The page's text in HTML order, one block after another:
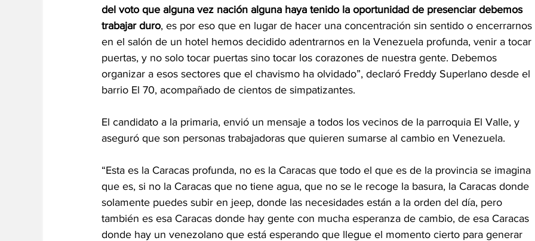
del voto que alguna vez nación alguna haya tenido la oportunidad de presenciar debemos
trabajar duro, es por eso que en lugar de hacer una concentración sin sentido o encerrarnos
en el salón de un hotel hemos decidido adentrarnos en la Venezuela profunda, venir a tocar
puertas, y no solo tocar puertas sino tocar los corazones de nuestra gente. Debemos
organizar a esos sectores que el chavismo ha olvidado”, declaró Freddy Superlano desde el
barrio El 70, acompañado de cientos de simpatizantes.
El candidato a la primaria, envió un mensaje a todos los vecinos de la parroquia El Valle, y
aseguró que son personas trabajadoras que quieren sumarse al cambio en Venezuela.
“Esta es la Caracas profunda, no es la Caracas que todo el que es de la provincia se imagina
que es, si no la Caracas que no tiene agua, que no se le recoge la basura, la Caracas donde
solamente puedes subir en jeep, donde las necesidades están a la orden del día, pero
también es esa Caracas donde hay gente con mucha esperanza de cambio, de esa Caracas
donde hay un venezolano que está esperando que llegue el momento cierto para generar